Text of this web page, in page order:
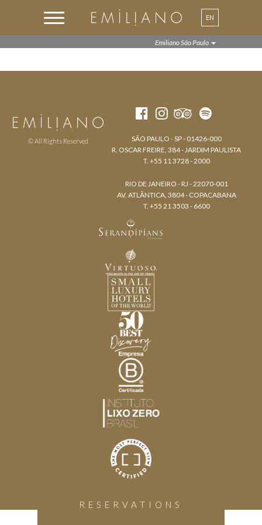
EN
PT
Emiliano São Paulo
RESERVATIONS
© All Rights Reserved
SÃO PAULO - SP - 01426-000
R. OSCAR FREIRE, 384 - JARDIM PAULISTA
T. +55 11 3728 - 2000
RIO DE JANEIRO - RJ - 22070-001
AV. ATLÂNTICA, 3804 - COPACABANA
T. +55 21 3503 - 6600